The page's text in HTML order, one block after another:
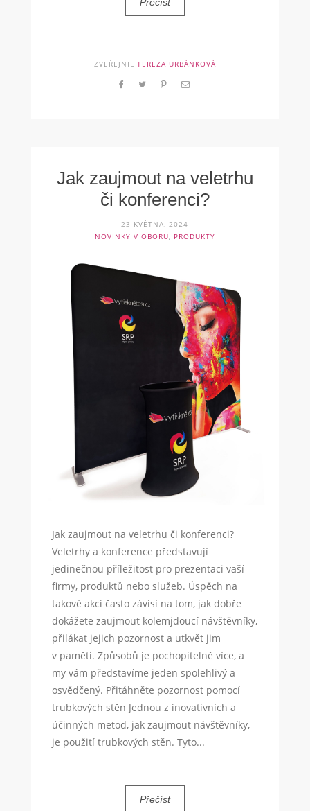
ZVEŘEJNIL TEREZA URBÁNKOVÁ
Jak zaujmout na veletrhu
či konferenci?
23 KVĚTNA, 2024
NOVINKY V OBORU
PRODUKTY
Jak zaujmout na veletrhu či konferenci?
Veletrhy a konference představují
jedinečnou příležitost pro prezentaci vaší
firmy, produktů nebo služeb. Úspěch na
takové akci často závisí na tom, jak dobře
dokážete zaujmout kolemjdoucí návštěvníky,
přilákat jejich pozornost a utkvět jim
v paměti. Způsobů je pochopitelně více, a
my vám představíme jeden spolehlivý a
osvědčený. Přitáhněte pozornost pomocí
trubkových stěn Jednou z inovativních a
účinných metod, jak zaujmout návštěvníky,
je použití trubkových stěn. Tyto...
Přečíst